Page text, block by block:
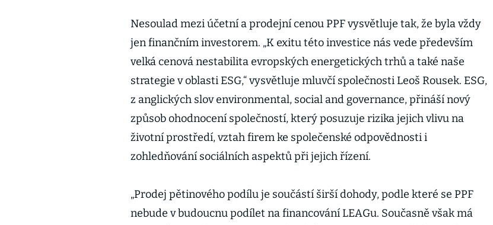
Nesoulad mezi účetní a prodejní cenou PPF vysvětluje tak, že byla vždy
jen finančním investorem. „K exitu této investice nás vede především
velká cenová nestabilita evropských energetických trhů a také naše
strategie v oblasti ESG,“ vysvětluje mluvčí společnosti Leoš Rousek. ESG,
z anglických slov environmental, social and governance, přináší nový
způsob ohodnocení společností, který posuzuje rizika jejich vlivu na
životní prostředí, vztah firem ke společenské odpovědnosti i
zohledňování sociálních aspektů při jejich řízení.
„Prodej pětinového podílu je součástí širší dohody, podle které se PPF
nebude v budoucnu podílet na financování LEAGu. Současně však má